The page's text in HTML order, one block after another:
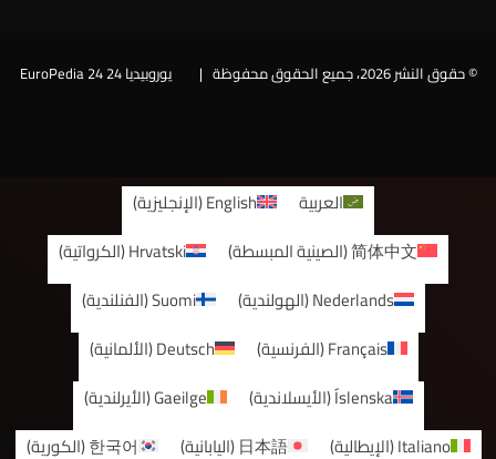
© حقوق النشر 2026، جميع الحقوق محفوظة | يوروبيديا 24 EuroPedia 24
العربية English
(الإنجليزية)
简体中文
(الصينية المبسطة)
Hrvatski
(الكرواتية)
Nederlands
(الهولندية)
Suomi
(الفنلندية)
Français
(الفرنسية)
Deutsch
(الألمانية)
Íslenska
(الأيسلاندية)
Gaeilge
(الأيرلندية)
Italiano
(الإيطالية)
日本語
(اليابانية)
한국어
(الكورية)